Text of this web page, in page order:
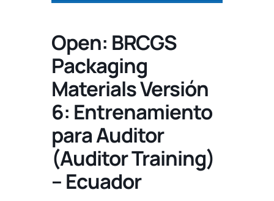
Open: BRCGS
Packaging
Materials Versión
6: Entrenamiento
para Auditor
(Auditor Training)
– Ecuador